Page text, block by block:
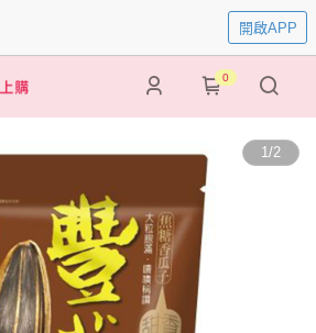
開啟APP
0
1/2